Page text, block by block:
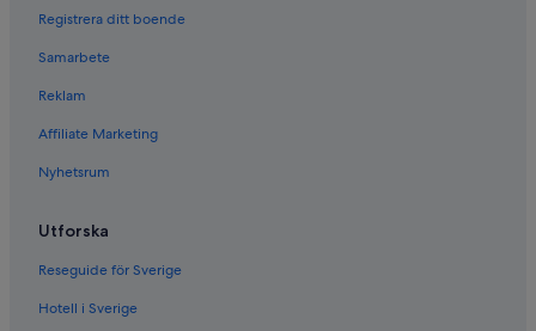
Registrera ditt boende
Samarbete
Reklam
Affiliate Marketing
Nyhetsrum
Utforska
Reseguide för Sverige
Hotell i Sverige